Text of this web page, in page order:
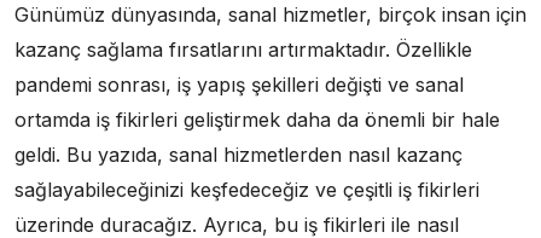
Günümüz dünyasında, sanal hizmetler, birçok insan için
kazanç sağlama fırsatlarını artırmaktadır. Özellikle
pandemi sonrası, iş yapış şekilleri değişti ve sanal
ortamda iş fikirleri geliştirmek daha da önemli bir hale
geldi. Bu yazıda, sanal hizmetlerden nasıl kazanç
sağlayabileceğinizi keşfedeceğiz ve çeşitli iş fikirleri
üzerinde duracağız. Ayrıca, bu iş fikirleri ile nasıl